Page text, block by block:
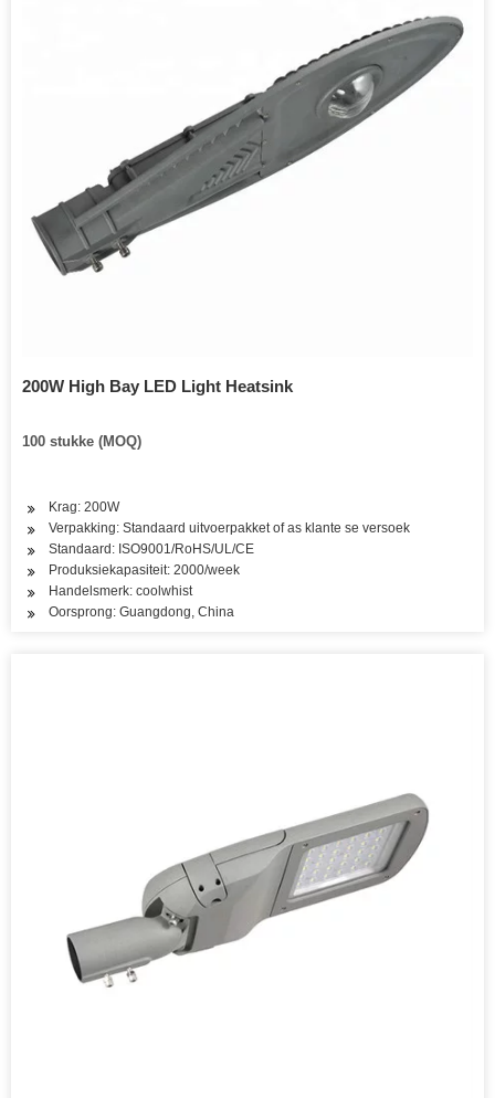
200W High Bay LED Light Heatsink
100 stukke (MOQ)
Krag: 200W
Verpakking: Standaard uitvoerpakket of as klante se versoek
Standaard: ISO9001/RoHS/UL/CE
Produksiekapasiteit: 2000/week
Handelsmerk: coolwhist
Oorsprong: Guangdong, China